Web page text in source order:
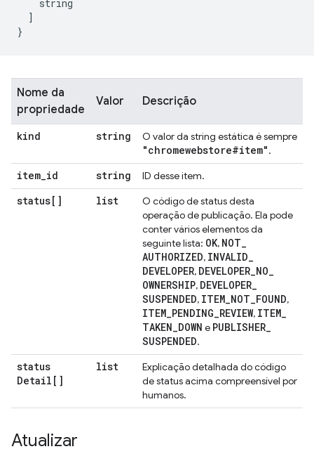
string
]
}
Nome da
propriedade
Valor Descrição
kind string O valor da string estática é sempre
"chromewebstore#item".
item_id string ID desse item.
status[] list
O código de status desta
operação de publicação. Ela pode
conter vários elementos da
seguinte lista: OK, NOT_
AUTHORIZED, INVALID_
DEVELOPER, DEVELOPER_NO_
OWNERSHIP, DEVELOPER_
SUSPENDED, ITEM_NOT_FOUND,
ITEM_PENDING_REVIEW, ITEM_
TAKEN_DOWN e PUBLISHER_
SUSPENDED.
status
Detail[]
list
Explicação detalhada do código
de status acima compreensível por
humanos.
Atualizar